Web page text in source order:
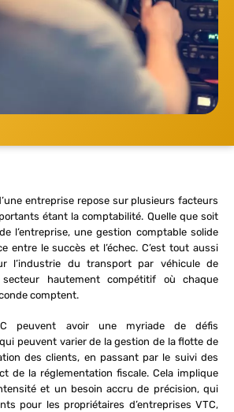
entreprise repose sur plusieurs facteurs
étant la comptabilité. Quelle que soit
l’entreprise, une gestion comptable solide
entre le succès et l’échec. C’est tout aussi
l’industrie du transport par véhicule de
hautement compétitif où chaque
comptent.
peuvent avoir une myriade de défis
peuvent varier de la gestion de la flotte de
des clients, en passant par le suivi des
de la réglementation fiscale. Cela implique
et un besoin accru de précision, qui
pour les propriétaires d’entreprises VTC,